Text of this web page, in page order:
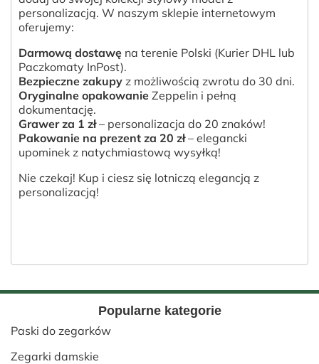
personalizacją. W naszym sklepie internetowym
oferujemy:
Darmową dostawę na terenie Polski (Kurier DHL lub
Paczkomaty InPost).
Bezpieczne zakupy z możliwością zwrotu do 30 dni.
Oryginalne opakowanie Zeppelin i pełną
dokumentację.
Grawer za 1 zł– personalizacja do 20 znaków!
Pakowanie na prezent za 20 zł– elegancki
upominek z natychmiastową wysyłką!
Nie czekaj! Kup i ciesz się lotniczą elegancją z
personalizacją!
Popularne kategorie
Paski do zegarków
Zegarki damskie